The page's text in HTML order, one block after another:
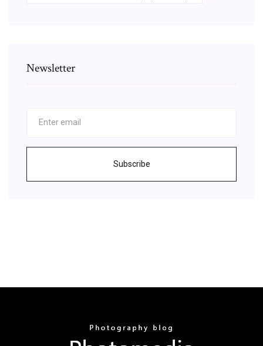
Newsletter
Subscribe